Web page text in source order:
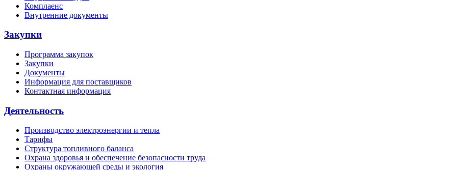
Комплаенс
Внутренние документы
Закупки
Программа закупок
Закупки
Документы
Информация для поставщиков
Контактная информация
Деятельность
Производство электроэнергии и тепла
Тарифы
Структура топливного баланса
Охрана здоровья и обеспечение безопасности труда
Охраны окружающей среды и экология